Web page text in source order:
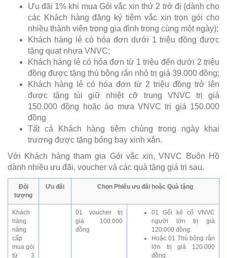
Ưu đãi 1% khi mua Gói vắc xin thứ 2 trở đi (dành cho
các Khách hàng đăng ký tiêm vắc xin trọn gói cho
nhiều thành viên trong gia đình trong cùng một ngày);
Khách hàng lẻ có hóa đơn dưới 1 triệu đồng được
tặng quạt nhựa VNVC;
Khách hàng lẻ có hóa đơn từ 1 triệu đến dưới 2 triệu
đồng được tặng thú bông rắn nhỏ trị giá 39.000 đồng;
Khách hàng lẻ có hóa đơn từ 2 triệu đồng trở lên
được tặng túi giữ nhiệt cỡ trung VNVC trị giá
150.000 đồng hoặc áo mưa VNVC trị giá 150.000
đồng
Tất cả Khách hàng tiêm chủng trong ngày khai
trương được tặng bóng bay xinh xắn.
Với Khách hàng tham gia Gói vắc xin, VNVC Buôn Hồ
dành nhiều ưu đãi, voucher và các quà tặng giá trị sau.
Đối
tượng
Ưu đãi Chọn Phiếu ưu đãi hoặc Quà tặng
Khách
hàng
nâng
cấp
mua gói
từ 3
01 voucher trị
giá 100.000
đồng
01 Gối kê cổ VNVC
người lớn trị giá
120.000 đồng.
Hoặc 01 Thú bông rắn
lớn trị giá 120.000
đồng.